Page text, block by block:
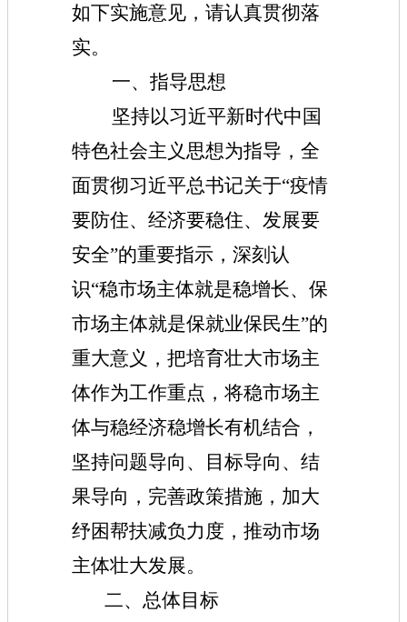
如下实施意见，请认真贯彻落
实。
一、指导思想
坚持以习近平新时代中国
特色社会主义思想为指导，全
面贯彻习近平总书记关于“疫情
要防住、经济要稳住、发展要
安全”的重要指示，深刻认
识“稳市场主体就是稳增长、保
市场主体就是保就业保民生”的
重大意义，把培育壮大市场主
体作为工作重点，将稳市场主
体与稳经济稳增长有机结合，
坚持问题导向、目标导向、结
果导向，完善政策措施，加大
纾困帮扶减负力度，推动市场
主体壮大发展。
二、总体目标